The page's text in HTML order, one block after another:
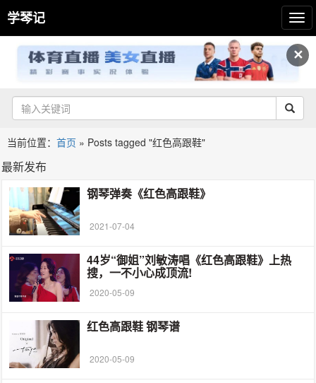
✕
学琴记
当前位置： 首页 » Posts tagged "红色高跟鞋"
最新发布
钢琴弹奏《红色高跟鞋》
2021-07-04
44岁“御姐”刘敏涛唱《红色高跟鞋》上热
搜，一不小心成顶流!
2020-05-09
红色高跟鞋 钢琴谱
2020-05-09